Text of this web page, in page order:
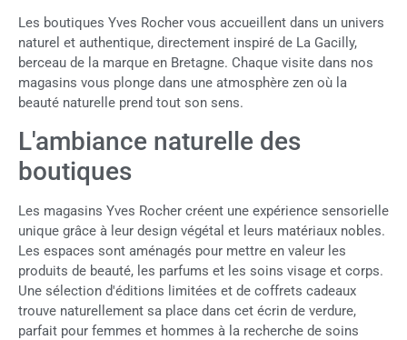
Les boutiques Yves Rocher vous accueillent dans un univers
naturel et authentique, directement inspiré de La Gacilly,
berceau de la marque en Bretagne. Chaque visite dans nos
magasins vous plonge dans une atmosphère zen où la
beauté naturelle prend tout son sens.
L'ambiance naturelle des
boutiques
Les magasins Yves Rocher créent une expérience sensorielle
unique grâce à leur design végétal et leurs matériaux nobles.
Les espaces sont aménagés pour mettre en valeur les
produits de beauté, les parfums et les soins visage et corps.
Une sélection d'éditions limitées et de coffrets cadeaux
trouve naturellement sa place dans cet écrin de verdure,
parfait pour femmes et hommes à la recherche de soins